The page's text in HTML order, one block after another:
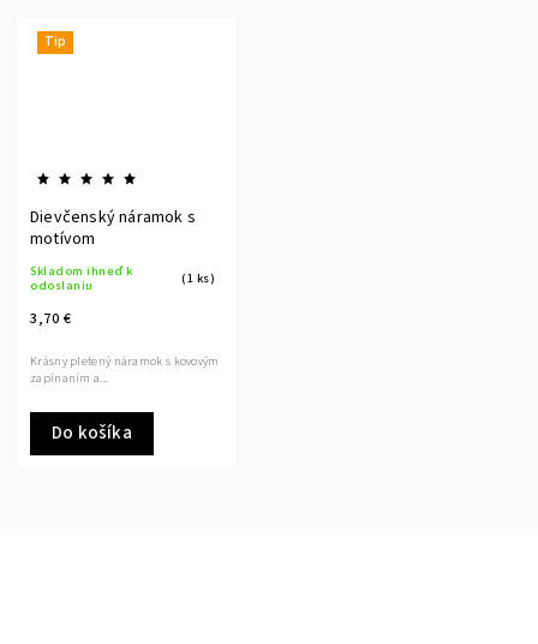
Tip
Dievčenský náramok s
motívom
Skladom ihneď k
odoslaniu
(1 ks)
3,70 €
Do košíka
Krásny pletený náramok s kovovým
zapínaním a...